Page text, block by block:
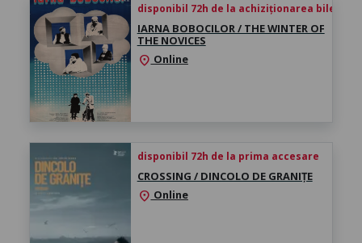
disponibil 72h de la achiziționarea biletului
IARNA BOBOCILOR / THE WINTER OF
THE NOVICES
location_on Online
disponibil 72h de la prima accesare
CROSSING / DINCOLO DE GRANIȚE
location_on Online